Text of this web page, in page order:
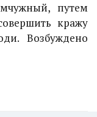
путем
кражу
Возбуждено